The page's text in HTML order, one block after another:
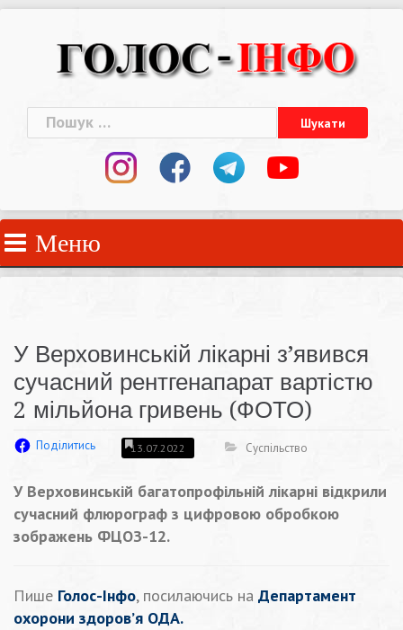
Пошук:
Меню
У Верховинській лікарні з’явився
сучасний рентгенапарат вартістю
2 мільйона гривень (ФОТО)
Поділитись 13.07.2022 Суспільство
У Верховинській багатопрофільній лікарні відкрили
сучасний флюрограф з цифровою обробкою
зображень ФЦОЗ-12.
Пише Голос-Інфо, посилаючись на Департамент
охорони здоров’я ОДА.